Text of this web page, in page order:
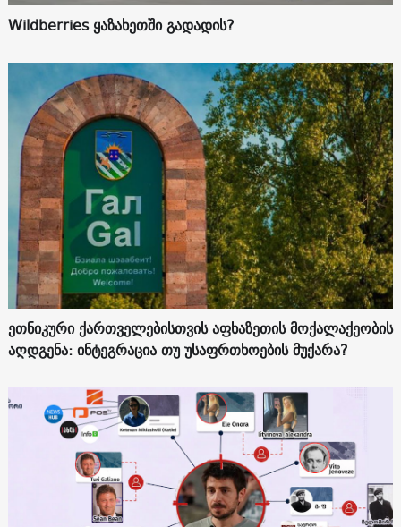
Wildberries ყაზახეთში გადადის?
ეთნიკური ქართველებისთვის აფხაზეთის მოქალაქეობის
აღდგენა: ინტეგრაცია თუ უსაფრთხოების მუქარა?